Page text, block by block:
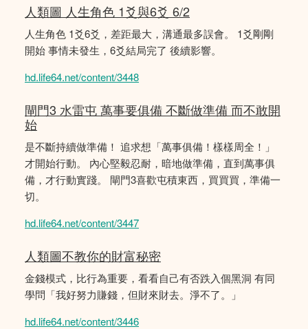
人類圖 人生角色 1爻與6爻 6/2
人生角色 1爻6爻，差距最大，溝通最多誤會。 1爻剛剛
開始 事情未發生，6爻結局完了 後續影響。
hd.life64.net/content/3448
閘門3 水雷屯 萬事要俱備 不斷做準備 而不敢開
始
是不斷持續做準備！ 追求想「萬事俱備！樣樣周全！」
才開始行動。 內心堅毅忍耐，暗地做準備，直到萬事俱
備，才行動實踐。 閘門3喜歡屯積東西，買買買，準備一
切。
hd.life64.net/content/3447
人類圖不教你的財富秘密
金錢模式，比行為重要，看看自己有否跌入個黑洞 有同
學問「我好努力賺錢，但財來財去。淨不了。」
hd.life64.net/content/3446